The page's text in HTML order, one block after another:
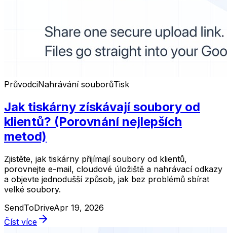
PrůvodciNahrávání souborůTisk
Jak tiskárny získávají soubory od
klientů? (Porovnání nejlepších
metod)
Zjistěte, jak tiskárny přijímají soubory od klientů,
porovnejte e-mail, cloudové úložiště a nahrávací odkazy
a objevte jednodušší způsob, jak bez problémů sbírat
velké soubory.
SendToDriveApr 19, 2026
Číst více